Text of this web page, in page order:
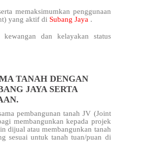
memaksimumkan penggunaan
yang aktif di Subang Jaya .
dan kelayakan status
TANAH DENGAN
JAYA SERTA
pembangunan tanah JV (Joint
membangunkan kepada projek
dijual atau membangunkan tanah
sesuai untuk tanah tuan/puan di